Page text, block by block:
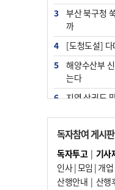
3
부산 북구청
까
4
[도청도설]
5
해양수산부
는다
6
지역 상권도
7
법원, 단차 논
지 관련 현장검
8
통영시민 추
9
부산 철강공
독자참여 게시판
독자투고| 기사
인사|모임 | 개업
산행안내 | 산행